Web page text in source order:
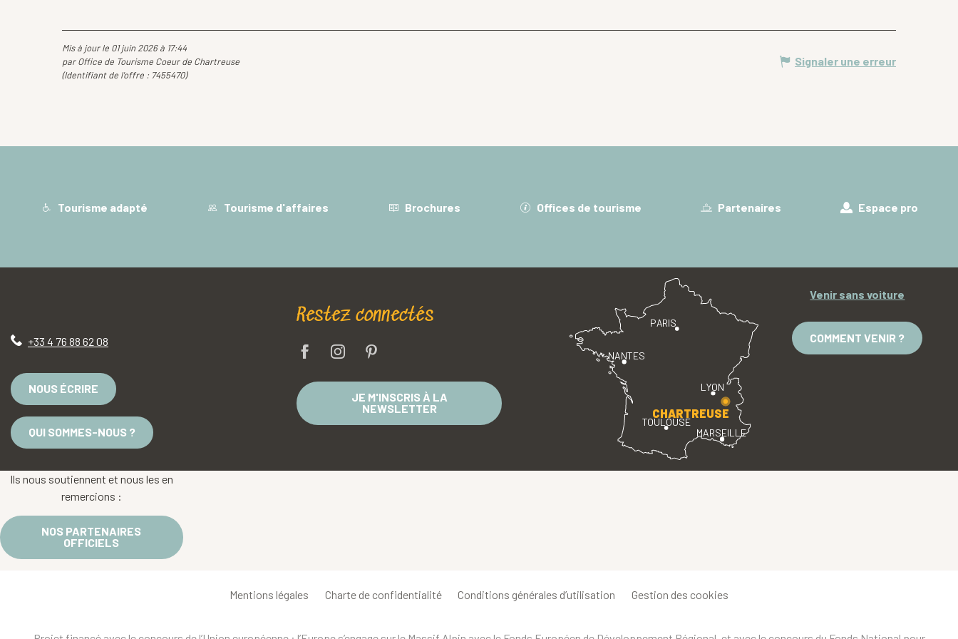
Mis à jour le 01 juin 2026 à 17:44
par Office de Tourisme Coeur de Chartreuse
(Identifiant de l'offre : 7455470)
Signaler une erreur
Tourisme adapté Tourisme d'affaires Brochures Offices de tourisme Partenaires Espace pro
+33 4 76 88 62 08
NOUS ÉCRIRE
QUI SOMMES-NOUS ?
Restez connectés
JE M'INSCRIS À LA
NEWSLETTER
PARIS
LYON
TOULOUSE
MARSEILLE
NANTES
CHARTREUSE
Venir sans voiture
COMMENT VENIR ?
Ils nous soutiennent et nous les en
remercions :
NOS PARTENAIRES
OFFICIELS
Mentions légales Charte de confidentialité Conditions générales d’utilisation Gestion des cookies